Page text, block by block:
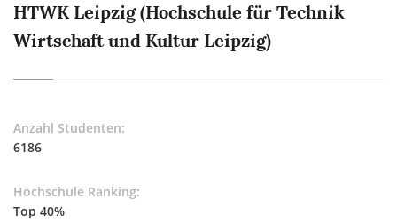
HTWK Leipzig (Hochschule für Technik
Wirtschaft und Kultur Leipzig)
Anzahl Studenten:
6186
Hochschule Ranking:
Top 40%